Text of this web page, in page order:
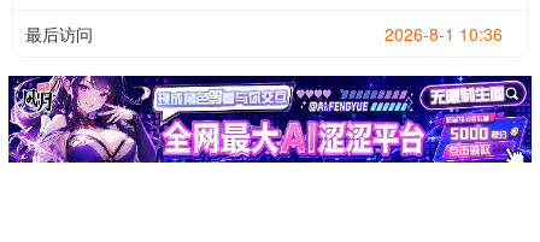
2026-8-1 10:36
最后访问